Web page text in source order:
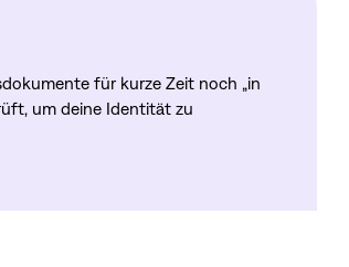
für kurze Zeit noch „in
um deine Identität zu